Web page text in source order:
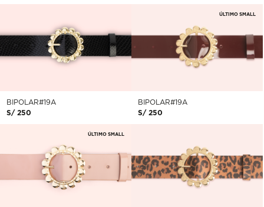
BIPOLAR#19A
S/ 250
BIPOLAR#19A
S/ 250
ÚLTIMO SMALL
ÚLTIMO SMALL